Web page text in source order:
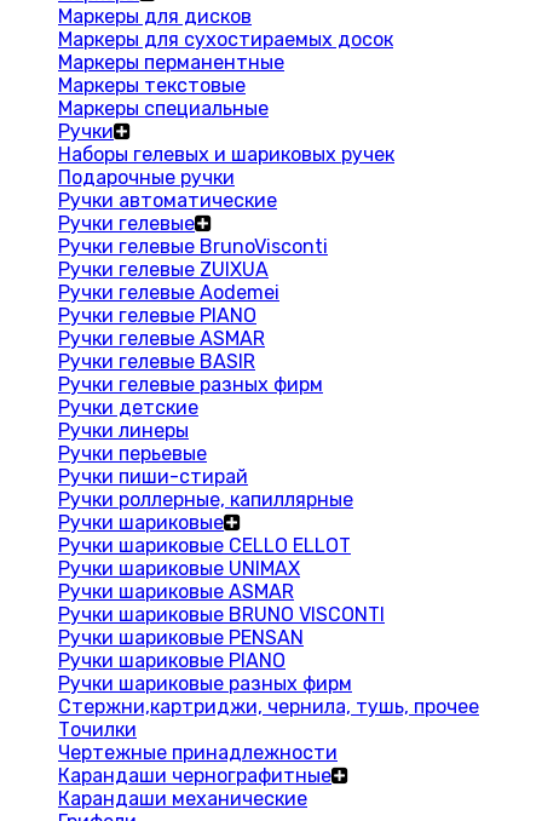
Маркеры для дисков
Маркеры для сухостираемых досок
Маркеры перманентные
Маркеры текстовые
Маркеры специальные
Ручки
Наборы гелевых и шариковых ручек
Подарочные ручки
Ручки автоматические
Ручки гелевые
Ручки гелевые BrunoVisconti
Ручки гелевые ZUIXUA
Ручки гелевые Aodemei
Ручки гелевые PIANO
Ручки гелевые ASMAR
Ручки гелевые BASIR
Ручки гелевые разных фирм
Ручки детские
Ручки линеры
Ручки перьевые
Ручки пиши-стирай
Ручки роллерные, капиллярные
Ручки шариковые
Ручки шариковые CELLO ELLOT
Ручки шариковые UNIMAX
Ручки шариковые ASMAR
Ручки шариковые BRUNO VISCONTI
Ручки шариковые PENSAN
Ручки шариковые PIANO
Ручки шариковые разных фирм
Стержни,картриджи, чернила, тушь, прочее
Точилки
Чертежные принадлежности
Карандаши чернографитные
Карандаши механические